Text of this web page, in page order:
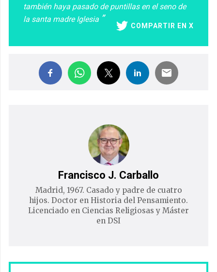
también haya pasado de puntillas en el seno de
la santa madre Iglesia
COMPARTIR EN X
Francisco J. Carballo
Madrid, 1967. Casado y padre de cuatro
hijos. Doctor en Historia del Pensamiento.
Licenciado en Ciencias Religiosas y Máster
en DSI